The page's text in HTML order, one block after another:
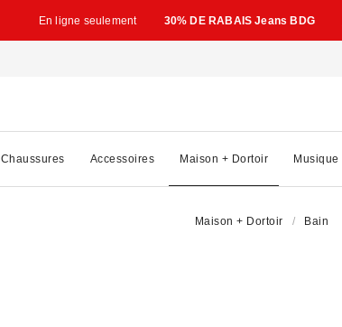
En ligne seulement 30% DE RABAIS Jeans BDG
Chaussures Accessoires Maison + Dortoir Musique
Maison + Dortoir Bain